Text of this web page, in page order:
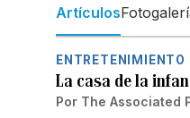
Artículos
ENTRETENIMIENTO
La casa de la
Por The Associated